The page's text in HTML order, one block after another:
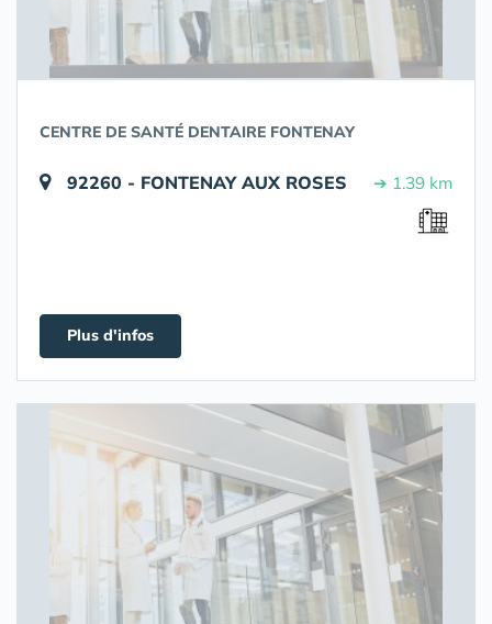
CENTRE DE SANTÉ DENTAIRE FONTENAY
92260 - FONTENAY AUX ROSES ➔ 1.39 km
Plus d'infos